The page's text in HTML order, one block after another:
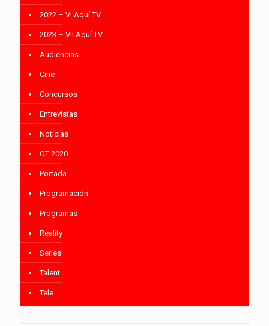
2022 – VI Aquí TV
2023 – VII Aquí TV
Audiencias
Cine
Concursos
Entrevistas
Noticias
OT 2020
Portada
Programación
Programas
Reality
Series
Talent
Tele